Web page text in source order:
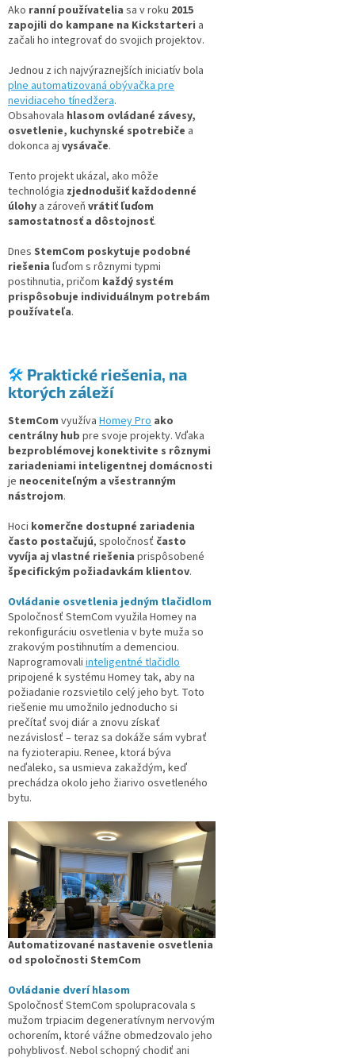
Ako ranní používatelia sa v roku 2015
zapojili do kampane na Kickstarteri a
začali ho integrovať do svojich projektov.
Jednou z ich najvýraznejších iniciatív bola
plne automatizovaná obývačka pre
nevidiaceho tínedžera.
Obsahovala hlasom ovládané závesy,
osvetlenie, kuchynské spotrebiče a
dokonca aj vysávače.
Tento projekt ukázal, ako môže
technológia zjednodušiť každodenné
úlohy a zároveň vrátiť ľuďom
samostatnosť a dôstojnosť.
Dnes StemCom poskytuje podobné
riešenia ľuďom s rôznymi typmi
postihnutia, pričom každý systém
prispôsobuje individuálnym potrebám
používateľa.
🛠️ Praktické riešenia, na
ktorých záleží
StemCom využíva Homey Pro ako
centrálny hub pre svoje projekty. Vďaka
bezproblémovej konektivite s rôznymi
zariadeniami inteligentnej domácnosti
je neoceniteľným a všestranným
nástrojom.
Hoci komerčne dostupné zariadenia
často postačujú, spoločnosť často
vyvíja aj vlastné riešenia prispôsobené
špecifickým požiadavkám klientov.
Ovládanie osvetlenia jedným tlačidlom
Spoločnosť StemCom využila Homey na
rekonfiguráciu osvetlenia v byte muža so
zrakovým postihnutím a demenciou.
Naprogramovali inteligentné tlačidlo
pripojené k systému Homey tak, aby na
požiadanie rozsvietilo celý jeho byt. Toto
riešenie mu umožnilo jednoducho si
prečítať svoj diár a znovu získať
nezávislosť – teraz sa dokáže sám vybrať
na fyzioterapiu. Renee, ktorá býva
neďaleko, sa usmieva zakaždým, keď
prechádza okolo jeho žiarivo osvetleného
bytu.
Automatizované nastavenie osvetlenia
od spoločnosti StemCom
Ovládanie dverí hlasom
Spoločnosť StemCom spolupracovala s
mužom trpiacim degeneratívnym nervovým
ochorením, ktoré vážne obmedzovalo jeho
pohyblivosť. Nebol schopný chodiť ani